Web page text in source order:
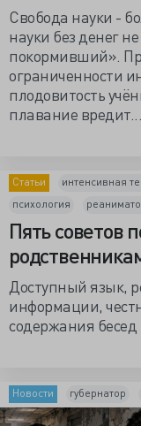
Свобода науки -
науки без денег
покормивший».
ограниченности
плодовитость
плавание вредит...
Статьи интенсивная
психология
Пять советов
Доступный язык,
информации,
содержания бесед
Новости губернатор